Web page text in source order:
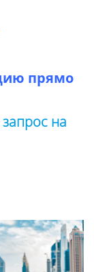
прямо
запрос на